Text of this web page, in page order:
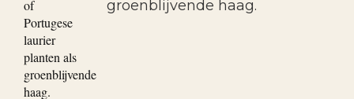
groenblijvende haag.